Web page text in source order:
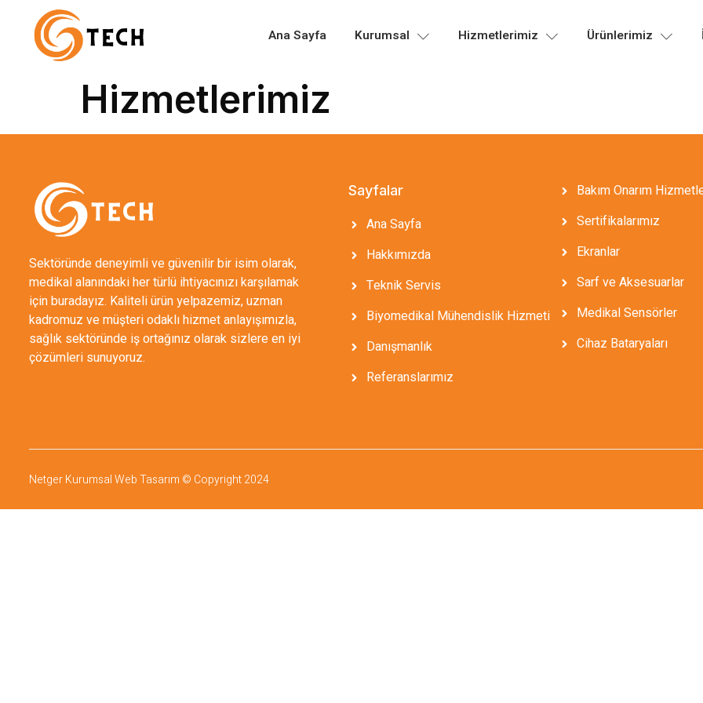
Ana Sayfa Kurumsal Hizmetlerimiz Ürünlerimiz
Hizmetlerimiz
Sektöründe deneyimli ve güvenilir bir isim olarak,
medikal alanındaki her türlü ihtiyacınızı karşılamak
için buradayız. Kaliteli ürün yelpazemiz, uzman
kadromuz ve müşteri odaklı hizmet anlayışımızla,
sağlık sektöründe iş ortağınız olarak sizlere en iyi
çözümleri sunuyoruz.
Sayfalar
Ana Sayfa
Hakkımızda
Teknik Servis
Biyomedikal Mühendislik Hizmeti
Danışmanlık
Referanslarımız
Bakım Onarım
Sertifikalarımız
Ekranlar
Sarf ve Aksesuarlar
Medikal Sensörler
Cihaz Bataryaları
Netger Kurumsal Web Tasarım ©️ Copyright 2024